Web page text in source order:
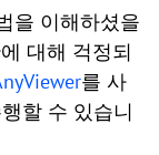
을 이해하셨을
대해 걱정되
를 사
할 수 있습니